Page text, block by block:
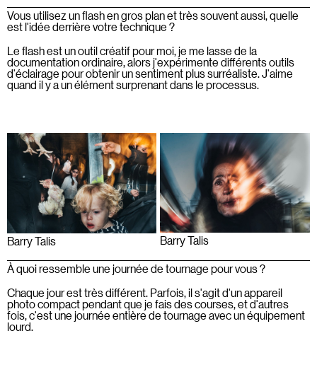
Vous utilisez un flash en gros plan et très souvent aussi, quelle
est l'idée derrière votre technique ?
Le flash est un outil créatif pour moi, je me lasse de la
documentation ordinaire, alors j'expérimente différents outils
d'éclairage pour obtenir un sentiment plus surréaliste. J'aime
quand il y a un élément surprenant dans le processus.
Barry Talis
Barry Talis
À quoi ressemble une journée de tournage pour vous ?
Chaque jour est très différent. Parfois, il s'agit d'un appareil
photo compact pendant que je fais des courses, et d'autres
fois, c'est une journée entière de tournage avec un équipement
lourd.